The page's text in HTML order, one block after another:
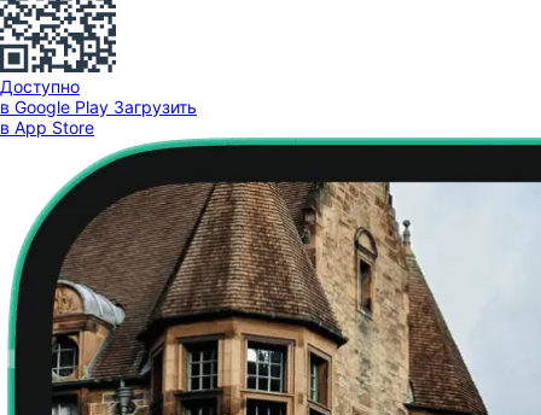
Доступно
в Google Play Загрузить
в App Store